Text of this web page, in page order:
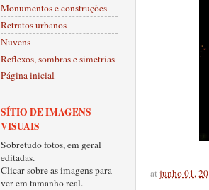
atjunho 01,
Monumentos e construções
Retratos urbanos
Nuvens
Reflexos, sombras e simetrias
Página inicial
SÍTIO DE IMAGENS
VISUAIS
Sobretudo fotos, em geral
editadas.
Clicar sobre as imagens para
ver em tamanho real.